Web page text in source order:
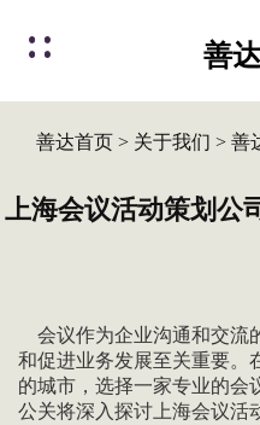
善
善达首页> 关于我们 > 善
上海会议活动策划公
会议作为企业沟通和交流
和促进业务发展至关重要。
的城市，选择一家专业的会
公关将深入探讨上海会议活